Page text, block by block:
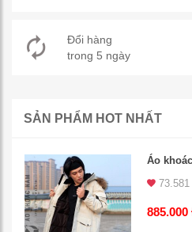
Đổi hàng
trong 5 ngày
SẢN PHẨM HOT NHẤT
Áo